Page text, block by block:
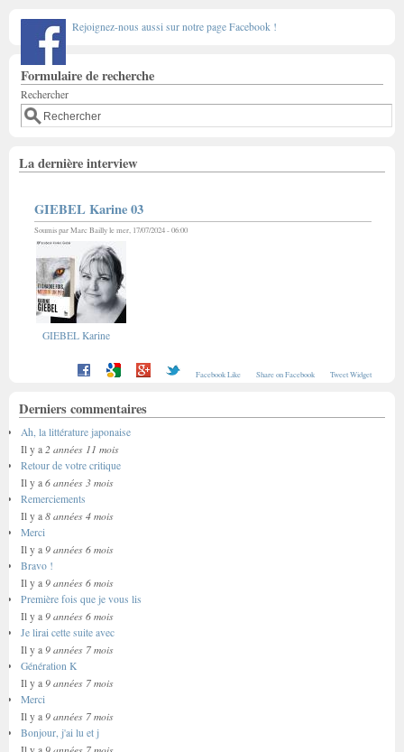
Rejoignez-nous aussi sur notre page Facebook !
Formulaire de recherche
Rechercher
La dernière interview
GIEBEL Karine 03
Soumis parMarc Baillyle mer, 17/07/2024 - 06:00
GIEBEL Karine
Facebook Like Share on Facebook Tweet Widget
Derniers commentaires
Ah, la littérature japonaise
Il y a 2 années 11 mois
Retour de votre critique
Il y a 6 années 3 mois
Remerciements
Il y a 8 années 4 mois
Merci
Il y a 9 années 6 mois
Bravo !
Il y a 9 années 6 mois
Première fois que je vous lis
Il y a 9 années 6 mois
Je lirai cette suite avec
Il y a 9 années 7 mois
Génération K
Il y a 9 années 7 mois
Merci
Il y a 9 années 7 mois
Bonjour, j'ai lu et j